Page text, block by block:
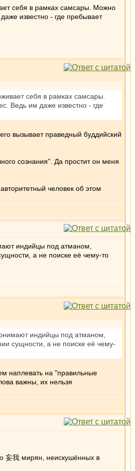
себя в рамках самсары. Можно
известно - где пребывает
себя в рамках самсары.
Ведь им даже известно - где
вызывает праведный буддийский
сознания". Да простит он меня
человек об этом
индийцы под атманом,
а не поиске её чему-то
индийцы под атманом,
сущности, а не поиске её чему-
наплевать на "правильные
важны, их нельзя
妄我 мирян, неискушённых в